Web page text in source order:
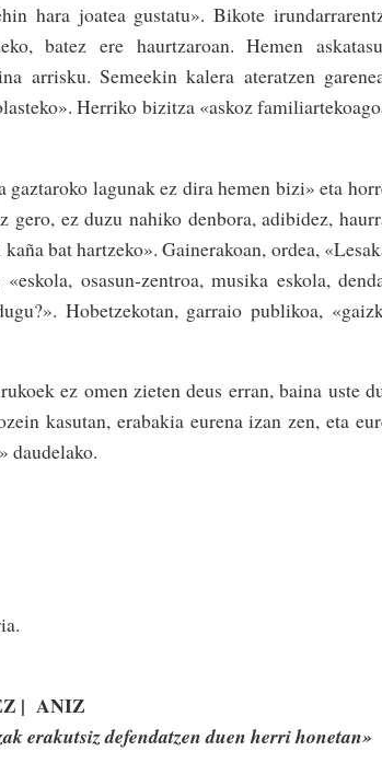
hara joatea gustatu». Biko­te
batez ere haurtzaroan. Hemen
arrisku. Semeekin kalera ateratzen
Herriko bizitza «askoz
lagunak­ ez dira hemen bizi» eta
ez duzu nahiko den­bora, adibidez,
bat hartzeko». Gainerakoan, ordea,
osasun-zentroa, musika­ eskola,
Hobe­tzekotan, garraio publikoa,­
ez omen zieten deus erran, baina uste
kasutan, erabakia eurena izan zen, eta
daudelako­.
| ANIZ
erakutsiz de­fendatzen duen herri honetan»